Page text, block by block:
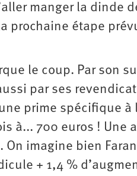
manger la dinde
prochaine étape
le coup. Par son
par ses
prime spécifique à
à... 700 euros ! Une
On imagine bien
+ 1,4 %